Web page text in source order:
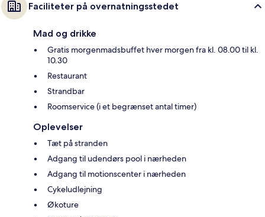
Faciliteter på overnatningsstedet
Mad og drikke
Gratis morgenmadsbuffet hver morgen fra kl. 08.00 til kl.
10.30
Restaurant
Strandbar
Roomservice (i et begrænset antal timer)
Oplevelser
Tæt på stranden
Adgang til udendørs pool i nærheden
Adgang til motionscenter i nærheden
Cykeludlejning
Økoture